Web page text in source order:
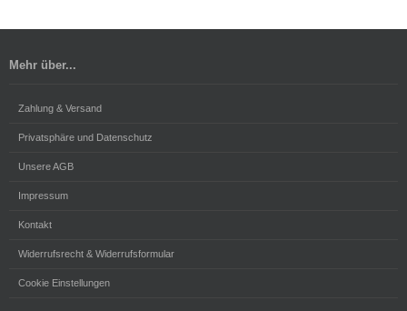
Mehr über...
Zahlung & Versand
Privatsphäre und Datenschutz
Unsere AGB
Impressum
Kontakt
Widerrufsrecht & Widerrufsformular
Cookie Einstellungen